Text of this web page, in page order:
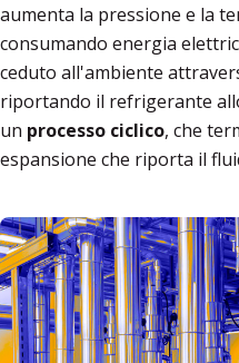
aumenta la pressione e la
consumando energia
ceduto all'ambiente
riportando il refrigerante
un processo ciclico, che
espansione che riporta il